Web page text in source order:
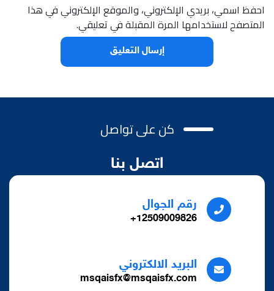
احفظ اسمي، بريدي الإلكتروني، والموقع الإلكتروني في هذا
المتصفح لاستخدامها المرة المقبلة في تعليقي.
كن على تواصل
اتصل بنا
رقم الجوال
12509009826+
البريد الالكتروني
msqaisfx@msqaisfx.com